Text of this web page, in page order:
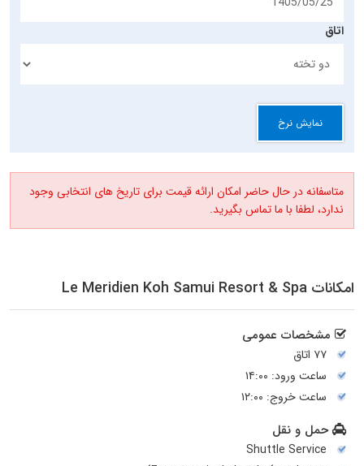
اتاق
نمایش نرخ
متاسفانه در حال حاضر امکان ارائه قیمت برای تاریخ های انتخابی وجود
ندارد، لطفا با ما تماس بگیرید.
امکانات Le Meridien Koh Samui Resort & Spa
مشخصات عمومی
۷۷ اتاق
ساعت ورود: ۱۴:۰۰
ساعت خروج: ۱۲:۰۰
حمل و نقل
Shuttle Service